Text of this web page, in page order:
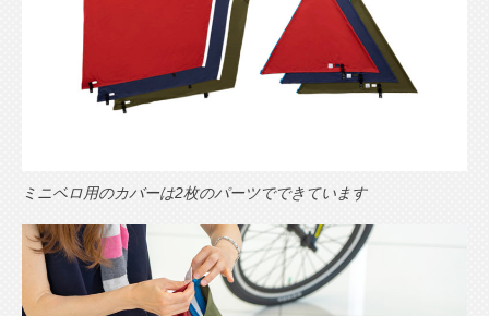
ミニベロ用のカバーは2枚のパーツでできています